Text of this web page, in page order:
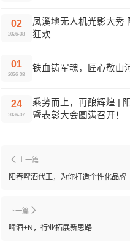
02
2026-08
凤溪地无人机光影大秀
狂欢
01
2026-08
铁血铸军魂，匠心敬山
24
2026-07
乘势而上，再酿辉煌 |
暨表彰大会圆满召开！
上一篇
阳春啤酒代工，为你打造个性化品牌
下一篇
啤酒+N，行业拓展新思路